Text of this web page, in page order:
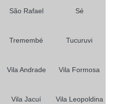
São Rafael Sé
Tremembé Tucuruvi
Vila Andrade Vila Formosa
Vila Jacuí Vila Leopoldina